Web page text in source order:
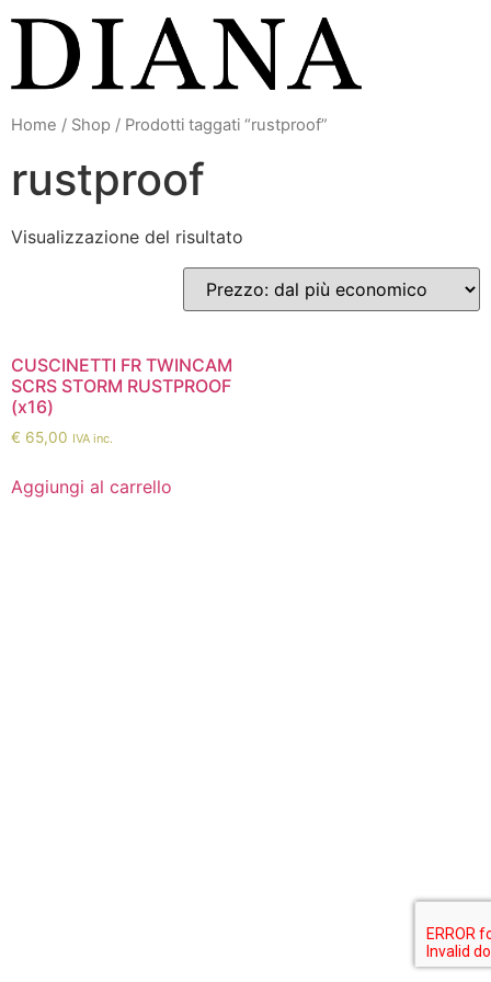
contenuto
Home / Shop / Prodotti taggati “rustproof”
rustproof
Visualizzazione del risultato
CUSCINETTI FR TWINCAM
SCRS STORM RUSTPROOF
(x16)
€ 65,00 IVA inc.
Aggiungi al carrello